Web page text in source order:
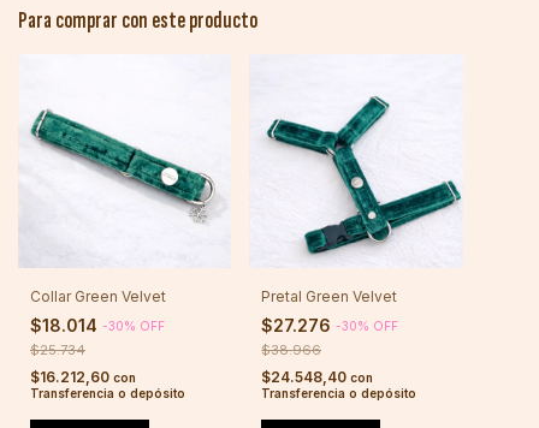
Para comprar con este producto
Collar Green Velvet
$18.014 -30% OFF
$25.734
$16.212,60 con
Transferencia o depósito
Pretal Green Velvet
$27.276-30% OFF
$38.966
$24.548,40con
Transferencia o depósito